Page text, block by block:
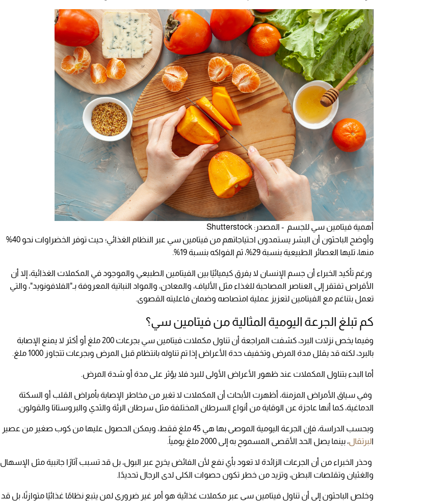
أهمية فيتامين سي للجسم - المصدر: Shutterstock
وأوضح الباحثون أن البشر يستمدون احتياجاتهم من فيتامين سي عبر النظام الغذائي؛ حيث توفر الخضراوات نحو 40%
منها، تليها العصائر الطبيعية بنسبة 29%، ثم الفواكه بنسبة 19%.
ورغم تأكيد الخبراء أن جسم الإنسان لا يفرق كيميائيًا بين الفيتامين الطبيعي والموجود في المكملات الغذائية، إلا أن
الأقراص تفتقر إلى العناصر المصاحبة للغذاء مثل الألياف، والمعادن، والمواد النباتية المعروفة بـ"الفلافونويد"، والتي
تعمل بتناغم مع الفيتامين لتعزيز عملية امتصاصه وضمان فاعليته القصوى.
كم تبلغ الجرعة اليومية المثالية من فيتامين سي؟
وفيما يخص نزلات البرد، كشفت المراجعة أن تناول مكملات فيتامين سي بجرعات 200 ملغ أو أكثر لا يمنع الإصابة
بالبرد، لكنه قد يقلل مدة المرض وتخفيف حدة الأعراض إذا تم تناوله بانتظام قبل المرض وبجرعات تتجاوز 1000 ملغ.
أما البدء بتناول المكملات عند ظهور الأعراض الأولى للبرد فلا يؤثر على مدة أو شدة المرض.
وفي سياق الأمراض المزمنة، أظهرت الأبحاث أن المكملات لا تغير من مخاطر الإصابة بأمراض القلب أو السكتة
الدماغية، كما أنها عاجزة عن الوقاية من أنواع السرطان المختلفة مثل سرطان الرئة والثدي والبروستاتا والقولون.
وبحسب الدراسة، فإن الجرعة اليومية الموصى بها هي 45 ملغ فقط، ويمكن الحصول عليها من كوب صغير من عصير
البرتقال، بينما يصل الحد الأقصى المسموح به إلى 2000 ملغ يومياً.
وحذر الخبراء من أن الجرعات الزائدة لا تعود بأي نفع لأن الفائض يخرج عبر البول، بل قد تسبب آثارًا جانبية مثل الإسهال
والغثيان وتقلصات البطن، وتزيد من خطر تكون حصوات الكلى لدى الرجال تحديدًا.
وخلص الباحثون إلى أن تناول فيتامين سي عبر مكملات غذائية هو أمر غير ضروري لمن يتبع نظامًا غذائيًا متوازنًا، بل قد